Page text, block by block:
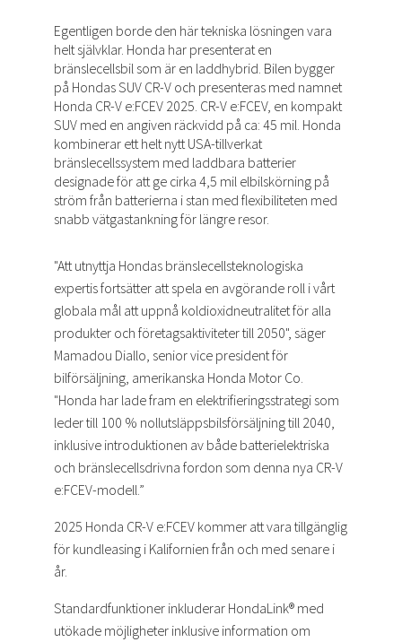
Egentligen borde den här tekniska lösningen vara
helt självklar. Honda har presenterat en
bränslecellsbil som är en laddhybrid. Bilen bygger
på Hondas SUV CR-V och presenteras med namnet
Honda CR-V e:FCEV 2025. CR-V e:FCEV, en kompakt
SUV med en angiven räckvidd på ca: 45 mil. Honda
kombinerar ett helt nytt USA-tillverkat
bränslecellssystem med laddbara batterier
designade för att ge cirka 4,5 mil elbilskörning på
ström från batterierna i stan med flexibiliteten med
snabb vätgastankning för längre resor.
"Att utnyttja Hondas bränslecellsteknologiska
expertis fortsätter att spela en avgörande roll i vårt
globala mål att uppnå koldioxidneutralitet för alla
produkter och företagsaktiviteter till 2050", säger
Mamadou Diallo, senior vice president för
bilförsäljning, amerikanska Honda Motor Co.
"Honda har lade fram en elektrifieringsstrategi som
leder till 100 % nollutsläppsbilsförsäljning till 2040,
inklusive introduktionen av både batterielektriska
och bränslecellsdrivna fordon som denna nya CR-V
e:FCEV-modell.”
2025 Honda CR-V e:FCEV kommer att vara tillgänglig
för kundleasing i Kalifornien från och med senare i
år.
Standardfunktioner inkluderar HondaLink® med
utökade möjligheter inklusive information om